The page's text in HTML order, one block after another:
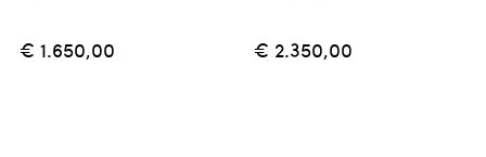
€ 1.650,00 € 2.350,00